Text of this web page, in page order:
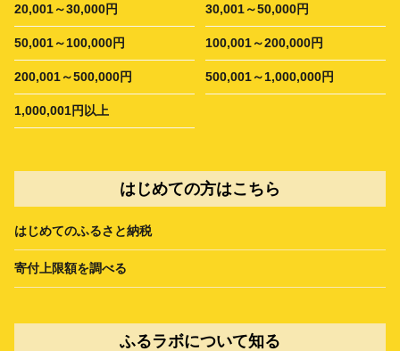
20,001～30,000円 30,001～50,000円
50,001～100,000円 100,001～200,000円
200,001～500,000円 500,001～1,000,000円
1,000,001円以上
はじめての方はこちら
はじめてのふるさと納税
寄付上限額を調べる
ふるラボについて知る